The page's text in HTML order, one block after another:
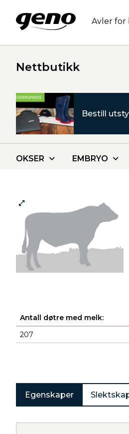
Avler for
Nettbutikk
Bestill
OKSER EMBRYO
Antall døtre med melk:
207
Egenskaper